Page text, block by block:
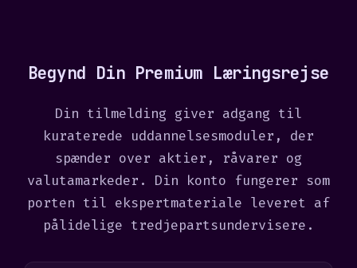
s
1
Begynd Din Premium Læringsrejse
Din tilmelding giver adgang til
kuraterede uddannelsesmoduler, der
spænder over aktier, råvarer og
valutamarkeder. Din konto fungerer som
porten til ekspertmateriale leveret af
pålidelige tredjepartsundervisere.